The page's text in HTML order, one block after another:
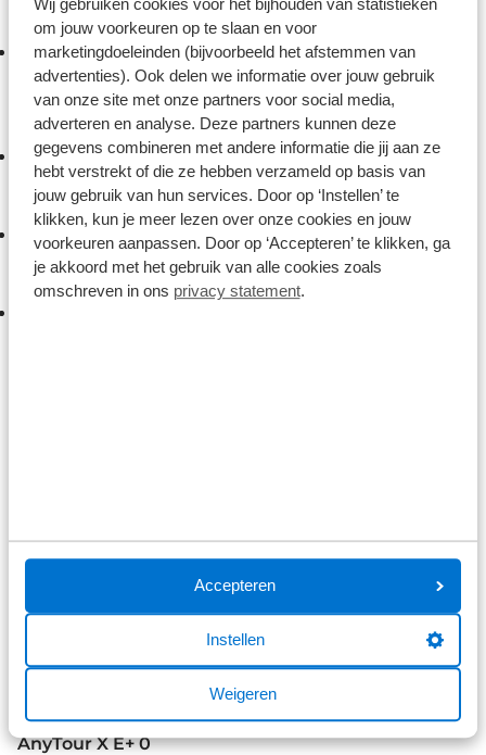
om jouw voorkeuren op te slaan en voor
marketingdoeleinden (bijvoorbeeld het afstemmen van
advertenties). Ook delen we informatie over jouw gebruik
van onze site met onze partners voor social media,
adverteren en analyse. Deze partners kunnen deze
gegevens combineren met andere informatie die jij aan ze
hebt verstrekt of die ze hebben verzameld op basis van
jouw gebruik van hun services. Door op ‘Instellen’ te
klikken, kun je meer lezen over onze cookies en jouw
voorkeuren aanpassen. Door op ‘Accepteren’ te klikken, ga
je akkoord met het gebruik van alle cookies zoals
omschreven in ons privacy statement.
Accepteren
Instellen
Weigeren
Slimme Veiligheid:Het nieuwe systeem
ondersteunt nuAegis Radar(voor verkeer achter
je) en deAegis Tire Checker (voor
bandenspanning), wat de vorige generatie niet had.
Verfijnde Cockpit:De integratie is strakker met de
RideControl Ergo 4 en het RideDash EVO
kleurenscherm met adaptieve helderheid.
Akoestiek:De SyncDrive Sport 3 motor is
compacter en speciaal akoestisch afgestemd,
waardoor hij aanzienlijk stiller is dan zijn voorganger.
nieuwe AnyTour X E+ range?
De range is opgebouwd rondom hetzelfde
krachtige frame en motorsysteem, waarbij je de
vrijheid hebt om zelf je accucapaciteit (500, 625 of
AnyTour X E+ 0